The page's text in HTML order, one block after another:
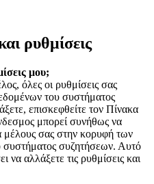
ρυθμίσεις
μου;
όλες οι ρυθμίσεις σας
του συστήματος
επισκεφθείτε τον Πίνακα
μπορεί συνήθως να
μέλους σας στην κορυφή των
συστήματος συζητήσεων. Αυτό
να αλλάξετε τις ρυθμίσεις και